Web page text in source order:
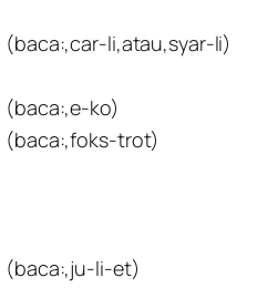
(baca:,car-li,atau,syar-li)
(baca:,e-ko)
(baca:,foks-trot)
(baca:,ju-li-et)